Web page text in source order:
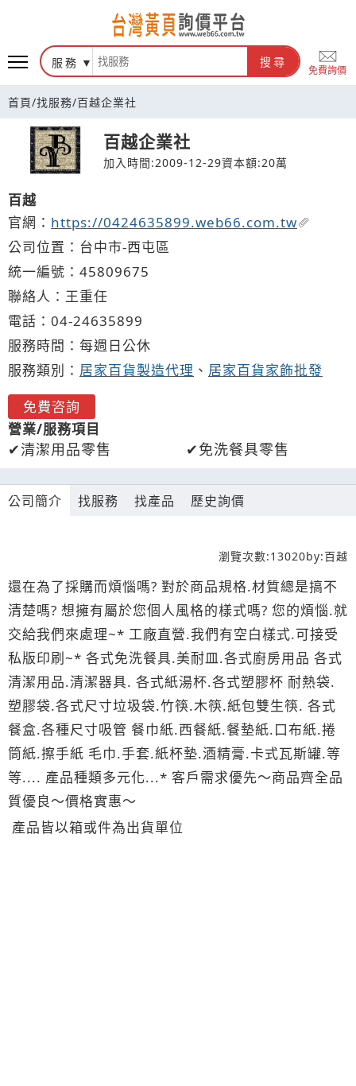
台灣黃頁詢價平台
服務 搜尋
免費詢價
首頁/找服務/百越企業社
百越企業社
加入時間:2009-12-29資本額:20萬
百越
官網： https://0424635899.web66.com.tw
公司位置：台中市-西屯區
統一編號：45809675
聯絡人：王重任
電話： 04-24635899
服務時間：每週日公休
服務類別： 居家百貨製造代理 、 居家百貨家飾批發
免費咨詢
營業/服務項目
清潔用品零售 免洗餐具零售
公司簡介 找服務 找產品 歷史詢價
瀏覽次數:13020by:百越
還在為了採購而煩惱嗎? 對於商品規格.材質總是搞不
清楚嗎? 想擁有屬於您個人風格的樣式嗎? 您的煩惱.就
交給我們來處理~* 工廠直營.我們有空白樣式.可接受
私版印刷~* 各式免洗餐具.美耐皿.各式廚房用品 各式
清潔用品.清潔器具. 各式紙湯杯.各式塑膠杯 耐熱袋.
塑膠袋.各式尺寸垃圾袋.竹筷.木筷.紙包雙生筷. 各式
餐盒.各種尺寸吸管 餐巾紙.西餐紙.餐墊紙.口布紙.捲
筒紙.擦手紙 毛巾.手套.紙杯墊.酒精膏.卡式瓦斯罐.等
等.... 產品種類多元化...* 客戶需求優先～商品齊全品
質優良～價格實惠～
產品皆以箱或件為出貨單位